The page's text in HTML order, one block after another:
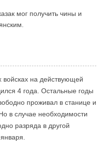
мог получить чины и
войсках на действующей
4 года. Остальные годы
проживал в станице и
в случае необходимости
разряда в другой